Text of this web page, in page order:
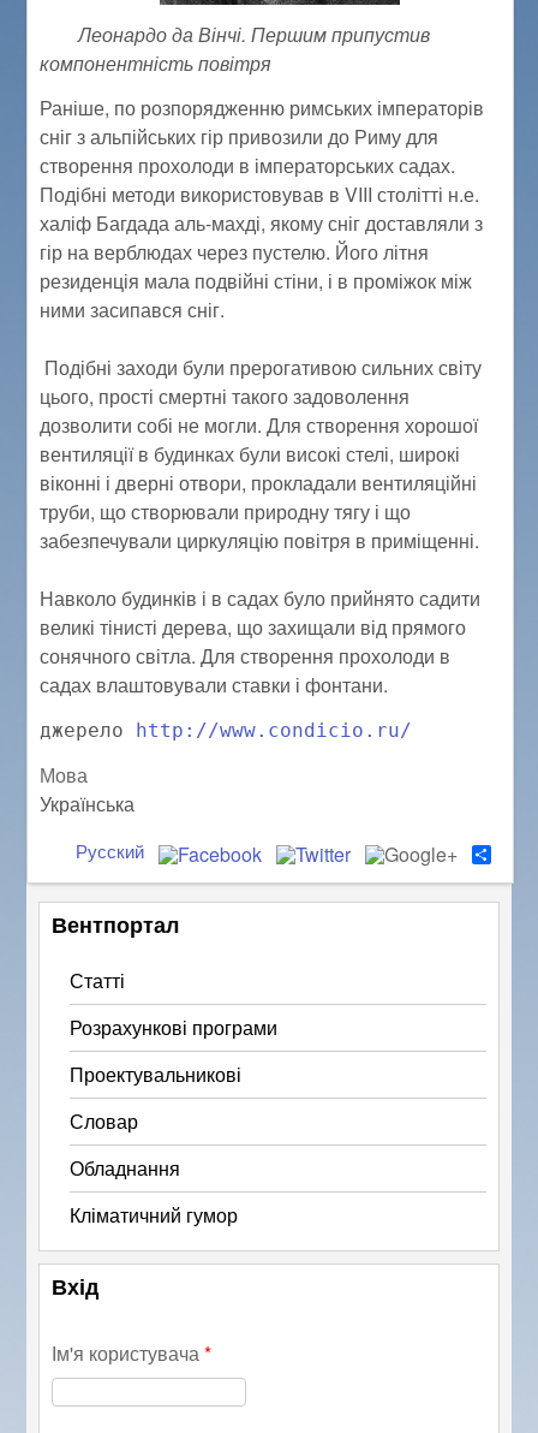
Леонардо да Вінчі. Першим припустив
компонентність повітря
Раніше, по розпорядженню римських імператорів
сніг з альпійських гір привозили до Риму для
створення прохолоди в імператорських садах.
Подібні методи використовував в VIII столітті н.е.
халіф Багдада аль-махді, якому сніг доставляли з
гір на верблюдах через пустелю. Його літня
резиденція мала подвійні стіни, і в проміжок між
ними засипався сніг.
Подібні заходи були прерогативою сильних світу
цього, прості смертні такого задоволення
дозволити собі не могли. Для створення хорошої
вентиляції в будинках були високі стелі, широкі
віконні і дверні отвори, прокладали вентиляційні
труби, що створювали природну тягу і що
забезпечували циркуляцію повітря в приміщенні.
Навколо будинків і в садах було прийнято садити
великі тінисті дерева, що захищали від прямого
сонячного світла. Для створення прохолоди в
садах влаштовували ставки і фонтани.
джерело http://www.condicio.ru/
Мова
Українська
S
h
a
r
Русский
Вентпортал
Статті
Розрахункові програми
Проектувальникові
Словар
Обладнання
Кліматичний гумор
Вхід
Ім'я користувача*